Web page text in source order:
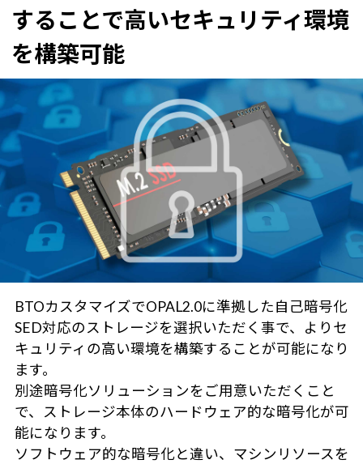
することで高いセキュリティ環境
を構築可能
BTOカスタマイズでOPAL2.0に準拠した自己暗号化
SED対応のストレージを選択いただく事で、よりセ
キュリティの高い環境を構築することが可能になり
ます。
別途暗号化ソリューションをご用意いただくこと
で、ストレージ本体のハードウェア的な暗号化が可
能になります。
ソフトウェア的な暗号化と違い、マシンリソースを